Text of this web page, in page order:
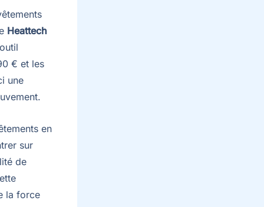
Heattech
€ et les
une
en
sur
de
la force